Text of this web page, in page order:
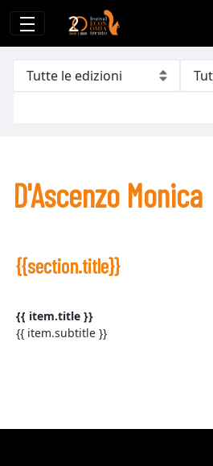
D&#39;Ascenzo Monica
D'Ascenzo Monica
{{section.title}}
{{ item.title }}
{{ item.subtitle }}